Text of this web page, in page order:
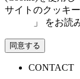
サイトのクッキ
」 をお読
同意する
CONTACT